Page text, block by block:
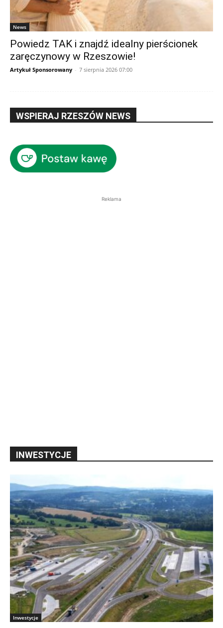
News
Powiedz TAK i znajdź idealny pierścionek
zaręczynowy w Rzeszowie!
Artykuł Sponsorowany - 7 sierpnia 2026 07:00
WSPIERAJ RZESZÓW NEWS
Reklama
INWESTYCJE
Inwestycje